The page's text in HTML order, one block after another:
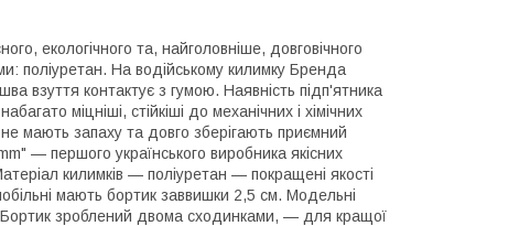
екологічного та, найголовніше, довговічного
поліуретан. На водійському килимку Бренда
взуття контактує з гумою. Наявність підп'ятника
міцніші, стійкіші до механічних і хімічних
мають запаху та довго зберігають приємний
— першого українського виробника якісних
килимків — поліуретан — покращені якості
мають бортик заввишки 2,5 см. Модельні
Бортик зроблений двома сходинками, — для кращої